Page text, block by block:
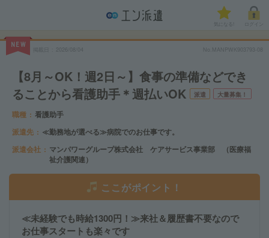
気になる!
NEW
2026/08/04 No.MANPWK903793-08
【8月～OK！週2日～】食事の準備などでき
ることから看護助手＊週払いOK
派遣 大量募集！
職種
看護助手
派遣先
≪勤務地が選べる≫病院でのお仕事です。
派遣会社
マンパワーグループ株式会社 ケアサービス事業部 （医療福
祉介護関連）
ここがポイント！
≪未経験でも時給1300円！≫来社＆履歴書不要なので
お仕事スタートも楽々です